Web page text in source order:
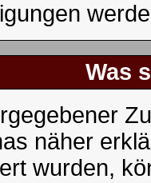
Was
näher
wurden,